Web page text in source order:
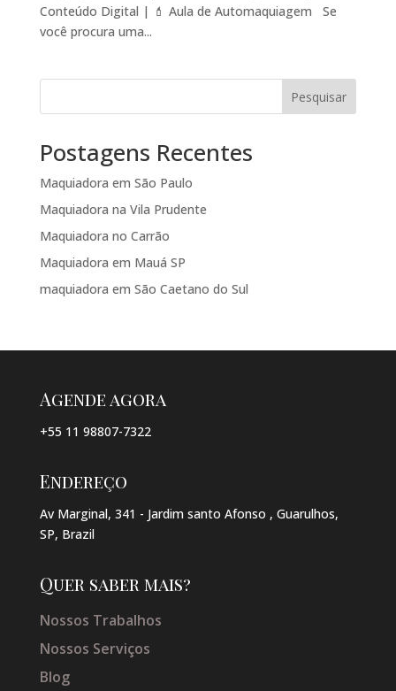
Conteúdo Digital | 💄 Aula de Automaquiagem Se
você procura uma...
Pesquisar
Postagens Recentes
Maquiadora em São Paulo
Maquiadora na Vila Prudente
Maquiadora no Carrão
Maquiadora em Mauá SP
maquiadora em São Caetano do Sul
Agende agora
+55 11 98807-7322
Endereço
Av Marginal, 341 - Jardim santo Afonso , Guarulhos,
SP, Brazil
Quer saber mais?
Nossos Trabalhos
Nossos Serviços
Blog